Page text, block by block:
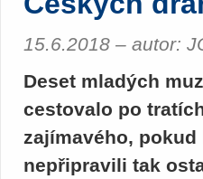
15.6.2018 – autor:
Deset mladých
cestovalo po
zajímavého,
nepřipravili tak